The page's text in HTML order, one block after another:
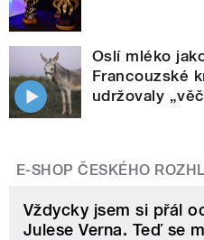
Oslí mléko
Francouzské
udržovaly
E-SHOP ČESKÉHO
Vždycky jsem si přál
Julese Verna. Teď se